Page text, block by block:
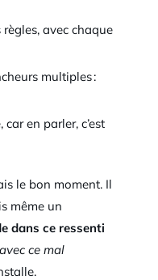
avec chaque
multiples :
en parler, c’est
le bon moment. Il
même un
dans ce ressenti
ce mal